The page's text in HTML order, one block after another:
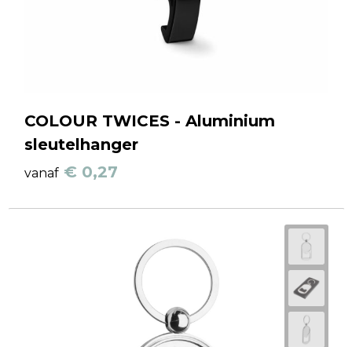
COLOUR TWICES - Aluminium
sleutelhanger
vanaf € 0,27